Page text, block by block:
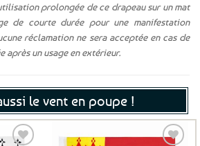
prolongée de ce drapeau sur un mat
de courte durée pour une manifestation
réclamation ne sera acceptée en cas de
un usage en extérieur.
le vent en poupe !